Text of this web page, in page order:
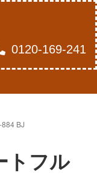
0120-169-241
BJ
トフル